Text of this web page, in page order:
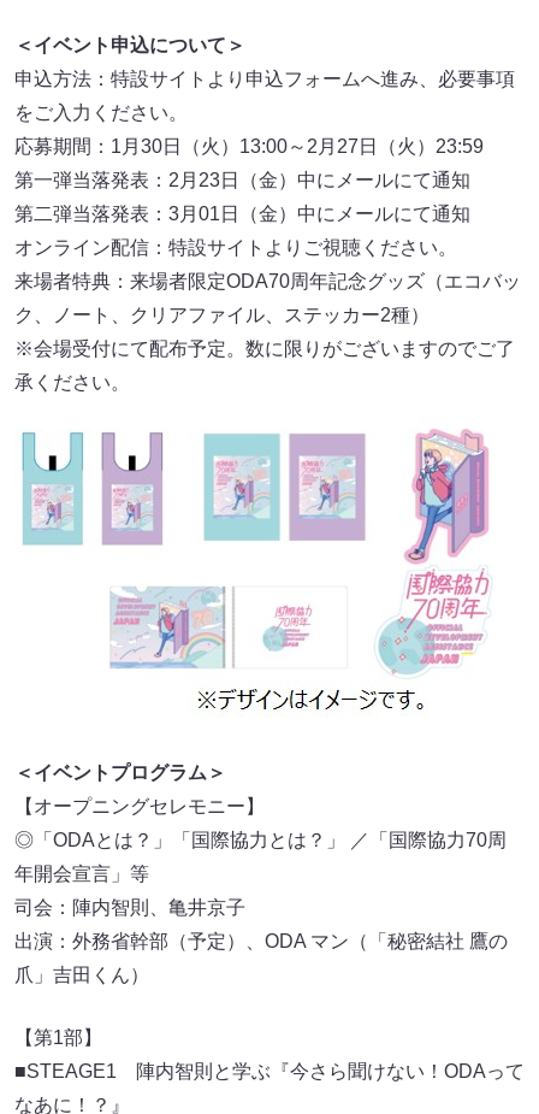
＜イベント申込について＞
申込方法：特設サイトより申込フォームへ進み、必要事項
をご入力ください。
応募期間：1月30日（火）13:00～2月27日（火）23:59
第一弾当落発表：2月23日（金）中にメールにて通知
第二弾当落発表：3月01日（金）中にメールにて通知
オンライン配信：特設サイトよりご視聴ください。
来場者特典：来場者限定ODA70周年記念グッズ（エコバッ
ク、ノート、クリアファイル、ステッカー2種）
※会場受付にて配布予定。数に限りがございますのでご了
承ください。
＜イベントプログラム＞
【オープニングセレモニー】
◎「ODAとは？」「国際協力とは？」 ／「国際協力70周
年開会宣言」等
司会：陣内智則、亀井京子
出演：外務省幹部（予定）、ODA マン（「秘密結社 鷹の
爪」吉田くん）
【第1部】
■STEAGE1 陣内智則と学ぶ『今さら聞けない！ODAって
なあに！？』